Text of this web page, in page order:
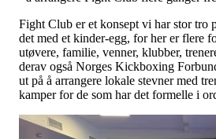
Fight Club er et konsept vi har stor tro
det med et kinder-egg, for her er flere
utøvere, familie, venner, klubber,
derav også Norges Kickboxing
ut på å arrangere lokale stevner med
kamper for de som har det formelle i